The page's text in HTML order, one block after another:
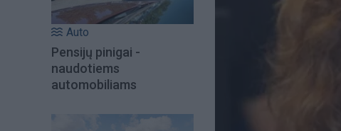
Auto
Pensijų pinigai -
naudotiems
automobiliams